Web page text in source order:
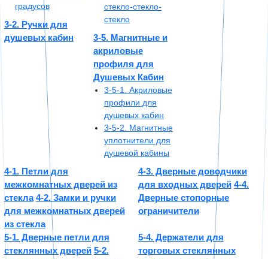
градусов
3-2. Ручки для
душевых кабин
стекло-стекло-
стекло
3-5. Магнитные и
акриловые
профиля для
Душевых Кабин
3-5-1. Акриловые
профили для
душевых кабин
3-5-2. Магнитные
уплотнители для
душевой кабины
4-1. Петли для
межкомнатных дверей из
стекла 4-2. Замки и ручки
для межкомнатных дверей
из стекла
4-3. Дверные доводчики
для входных дверей 4-4.
Дверные стопорные
ограничители
5-1. Дверные петли для
стеклянных дверей 5-2.
5-4. Держатели для
торговых стеклянных